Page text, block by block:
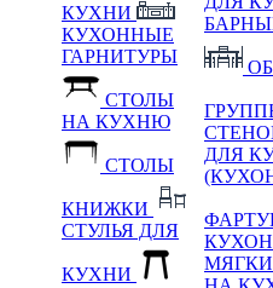
КУХНИ
КУХОННЫЕ
ГАРНИТУРЫ
СТОЛЫ
НА КУХНЮ
СТОЛЫ
КНИЖКИ
СТУЛЬЯ ДЛЯ
КУХНИ
ДЛЯ